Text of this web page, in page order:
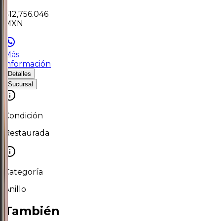
$12,756.046
MXN
Más
información
Detalles
Sucursal
Condición
Restaurada
Categoría
Anillo
También